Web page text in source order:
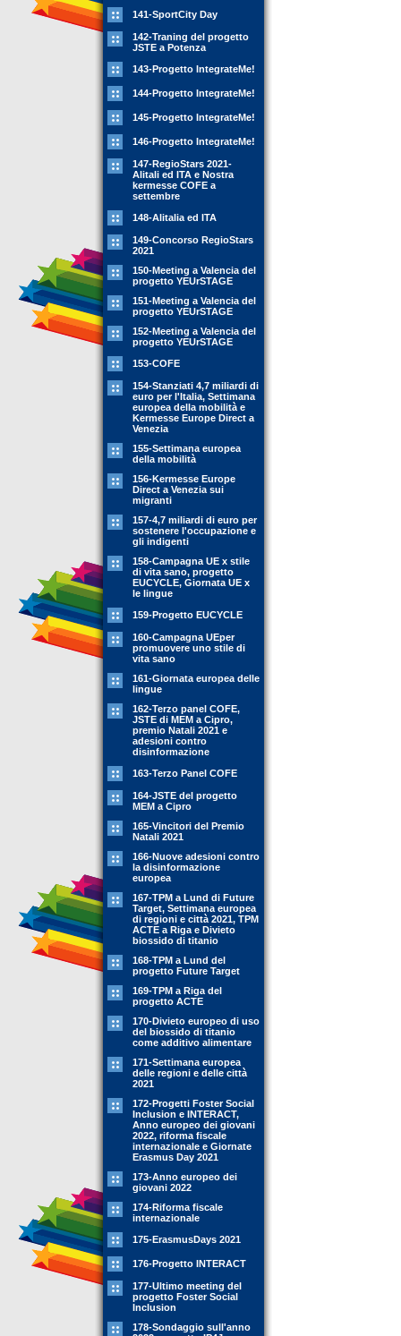
141-SportCity Day
142-Traning del progetto
JSTE a Potenza
143-Progetto IntegrateMe!
144-Progetto IntegrateMe!
145-Progetto IntegrateMe!
146-Progetto IntegrateMe!
147-RegioStars 2021-
Alitali ed ITA e Nostra
kermesse COFE a
settembre
148-Alitalia ed ITA
149-Concorso RegioStars
2021
150-Meeting a Valencia del
progetto YEUrSTAGE
151-Meeting a Valencia del
progetto YEUrSTAGE
152-Meeting a Valencia del
progetto YEUrSTAGE
153-COFE
154-Stanziati 4,7 miliardi di
euro per l'Italia, Settimana
europea della mobilità e
Kermesse Europe Direct a
Venezia
155-Settimana europea
della mobilità
156-Kermesse Europe
Direct a Venezia sui
migranti
157-4,7 miliardi di euro per
sostenere l'occupazione e
gli indigenti
158-Campagna UE x stile
di vita sano, progetto
EUCYCLE, Giornata UE x
le lingue
159-Progetto EUCYCLE
160-Campagna UEper
promuovere uno stile di
vita sano
161-Giornata europea delle
lingue
162-Terzo panel COFE,
JSTE di MEM a Cipro,
premio Natali 2021 e
adesioni contro
disinformazione
163-Terzo Panel COFE
164-JSTE del progetto
MEM a Cipro
165-Vincitori del Premio
Natali 2021
166-Nuove adesioni contro
la disinformazione
europea
167-TPM a Lund di Future
Target, Settimana europea
di regioni e città 2021, TPM
ACTE a Riga e Divieto
biossido di titanio
168-TPM a Lund del
progetto Future Target
169-TPM a Riga del
progetto ACTE
170-Divieto europeo di uso
del biossido di titanio
come additivo alimentare
171-Settimana europea
delle regioni e delle città
2021
172-Progetti Foster Social
Inclusion e INTERACT,
Anno europeo dei giovani
2022, riforma fiscale
internazionale e Giornate
Erasmus Day 2021
173-Anno europeo dei
giovani 2022
174-Riforma fiscale
internazionale
175-ErasmusDays 2021
176-Progetto INTERACT
177-Ultimo meeting del
progetto Foster Social
Inclusion
178-Sondaggio sull'anno